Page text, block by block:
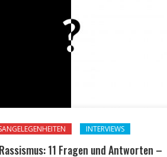
INTERVIEWS
11 Fragen und Antworten –